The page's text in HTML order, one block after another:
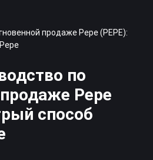
продаже Pepe (PEPE):
по
Pepe
способ